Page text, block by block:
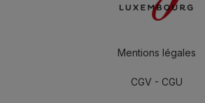
Mentions légales
CGV - CGU